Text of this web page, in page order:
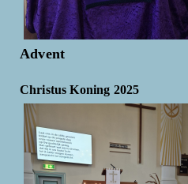
Advent
Christus Koning 2025